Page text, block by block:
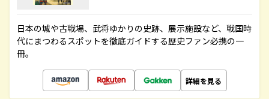
日本の城や古戦場、武将ゆかりの史跡、展示施設など、戦国時
代にまつわるスポットを徹底ガイドする歴史ファン必携の一
冊。
詳細を見る